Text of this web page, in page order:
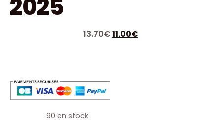
2025
13.70€11.00€
90 en stock